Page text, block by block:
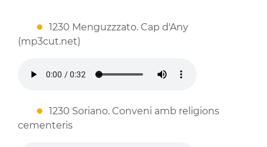
1230 Menguzzzato. Cap d'Any
(mp3cut.net)
1230 Soriano. Conveni amb religions
cementeris